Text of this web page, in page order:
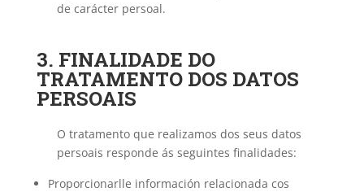
de carácter persoal.
3. FINALIDADE DO
TRATAMENTO DOS DATOS
PERSOAIS
O tratamento que realizamos dos seus datos
persoais responde ás seguintes finalidades:
Proporcionarlle información relacionada cos